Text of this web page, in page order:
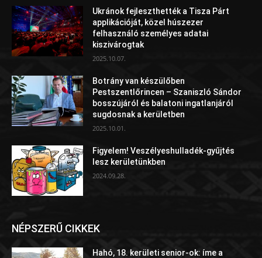
Ukránok fejleszthették a Tisza Párt
applikációját, közel húszezer
felhasználó személyes adatai
kiszivárogtak
2025.10.07.
Botrány van készülőben
Pestszentlőrincen – Szaniszló Sándor
bosszújáról és balatoni ingatlanjáról
sugdosnak a kerületben
2025.10.01.
Figyelem! Veszélyeshulladék-gyűjtés
lesz kerületünkben
2024.09.28.
NÉPSZERŰ CIKKEK
Hahó, 18. kerületi senior-ok: íme a